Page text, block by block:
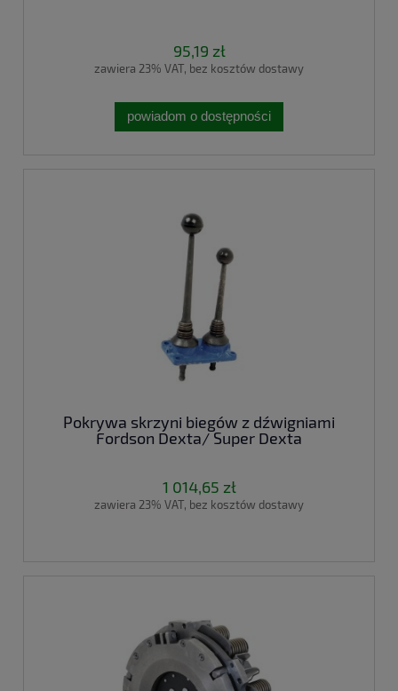
95,19 zł
zawiera 23% VAT, bez kosztów dostawy
powiadom o dostępności
Pokrywa skrzyni biegów z dźwigniami
Fordson Dexta/ Super Dexta
1 014,65 zł
zawiera 23% VAT, bez kosztów dostawy